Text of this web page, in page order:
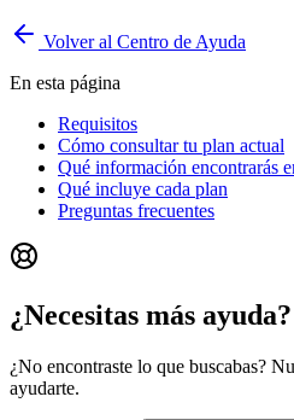
Volver al Centro de Ayuda
En esta página
Requisitos
Cómo consultar tu plan actual
Qué información encontrarás
Qué incluye cada plan
Preguntas frecuentes
¿Necesitas más ayuda?
¿No encontraste lo que buscabas?
ayudarte.